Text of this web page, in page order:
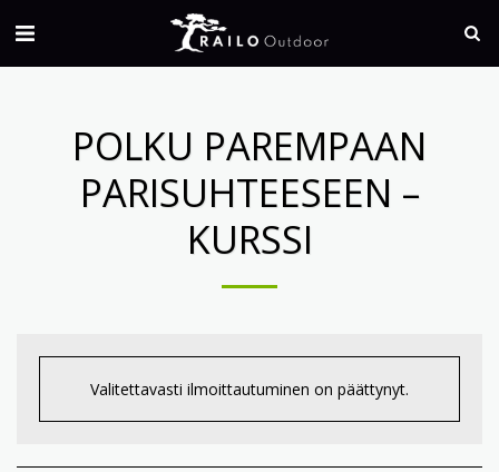
POLKU PAREMPAAN
PARISUHTEESEEN –
KURSSI
Valitettavasti ilmoittautuminen on päättynyt.